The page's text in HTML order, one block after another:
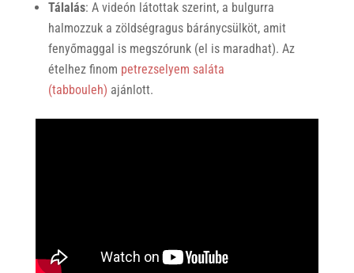
Tálalás: A videón látottak szerint, a bulgurra
halmozzuk a zöldségragus báránycsülköt, amit
fenyőmaggal is megszórunk (el is maradhat). Az
ételhez finom petrezselyem saláta
(tabbouleh) ajánlott.